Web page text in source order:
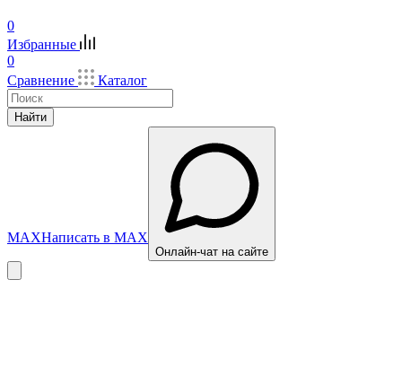
0
Избранные
0
Сравнение
Каталог
Найти
MAXНаписать в MAX
Онлайн-чат на сайте